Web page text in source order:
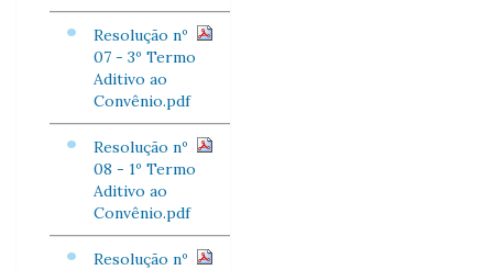
Resolução nº
07 - 3º Termo
Aditivo ao
Convênio.pdf
Resolução nº
08 - 1º Termo
Aditivo ao
Convênio.pdf
Resolução nº